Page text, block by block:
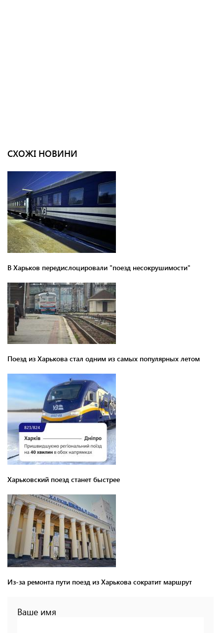
СХОЖІ НОВИНИ
В Харьков передислоцировали "поезд несокрушимости"
Поезд из Харькова стал одним из самых популярных летом
Харьковский поезд станет быстрее
Из-за ремонта пути поезд из Харькова сократит маршрут
Ваше имя